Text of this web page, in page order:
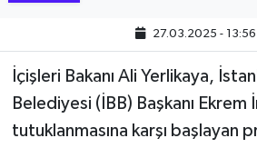
27.03.2025 - 13:56
İçişleri Bakanı Ali Yerlikaya,
Belediyesi (İBB) Başkanı
tutuklanmasına karşı başlayan
REKLAM
SAĞLIK